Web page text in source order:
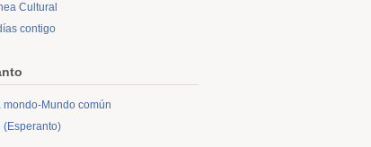
Cultural
contigo
mondo-Mundo común
(Esperanto)